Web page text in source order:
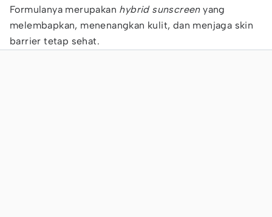
Formulanya merupakan hybrid sunscreenyang
melembapkan, menenangkan kulit, dan menjaga skin
barrier tetap sehat.